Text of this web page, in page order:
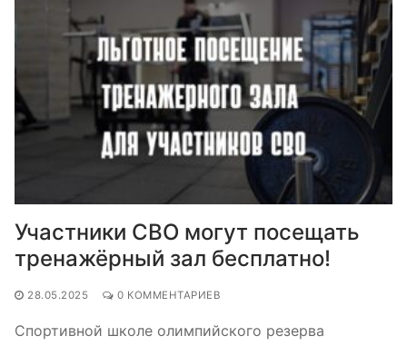
Участники СВО могут посещать
тренажёрный зал бесплатно!
28.05.2025 0 КОММЕНТАРИЕВ
Спортивной школе олимпийского резерва